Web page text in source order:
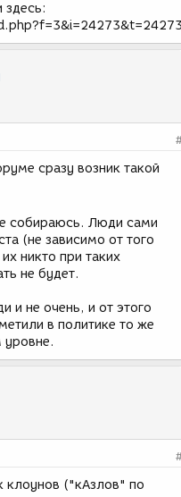
здесь:
сразу возник такой
собираюсь. Люди сами
(не зависимо от того
никто при таких
не будет.
и не очень, и от этого
в политике то же
клоунов ("кАзлов" по